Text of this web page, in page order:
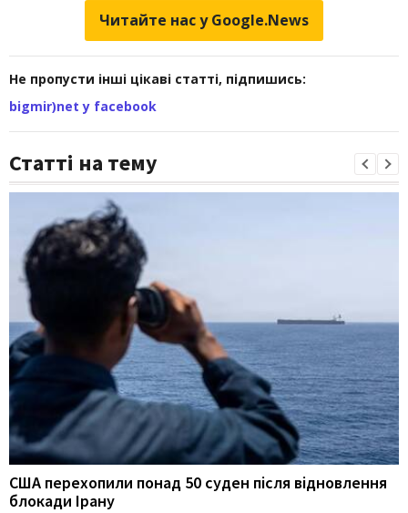
Читайте нас у Google.News
Не пропусти інші цікаві статті, підпишись:
bigmir)net у facebook
Статті на тему
США перехопили понад 50 суден після відновлення
блокади Ірану